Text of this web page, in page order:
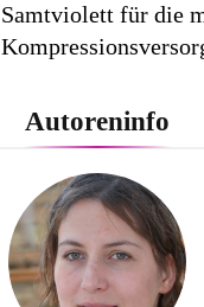
Samtviolett für die
PEPE JEANS
Flachste mechanische
Weltzeituhr gewinnt
Best of the Best
Autoreninfo